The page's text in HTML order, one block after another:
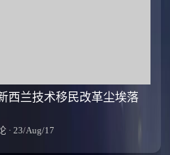
兰技术移民改革尘埃落
· 23/Aug/17